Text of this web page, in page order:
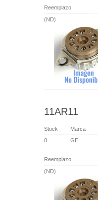
Reemplazo
(ND)
11AR11
Stock Marca
8
GE
Reemplazo
(ND)